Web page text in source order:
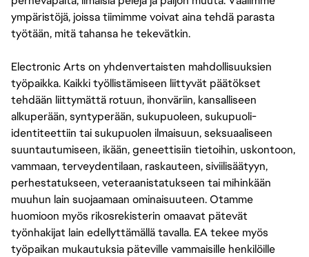
ympäristöjä, joissa tiimimme voivat aina tehdä parasta
työtään, mitä tahansa he tekevätkin.
Electronic Arts on yhdenvertaisten mahdollisuuksien
työpaikka. Kaikki työllistämiseen liittyvät päätökset
tehdään liittymättä rotuun, ihonväriin, kansalliseen
alkuperään, syntyperään, sukupuoleen, sukupuoli-
identiteettiin tai sukupuolen ilmaisuun, seksuaaliseen
suuntautumiseen, ikään, geneettisiin tietoihin, uskontoon,
vammaan, terveydentilaan, raskauteen, siviilisäätyyn,
perhestatukseen, veteraanistatukseen tai mihinkään
muuhun lain suojaamaan ominaisuuteen. Otamme
huomioon myös rikosrekisterin omaavat pätevät
työnhakijat lain edellyttämällä tavalla. EA tekee myös
työpaikan mukautuksia päteville vammaisille henkilöille